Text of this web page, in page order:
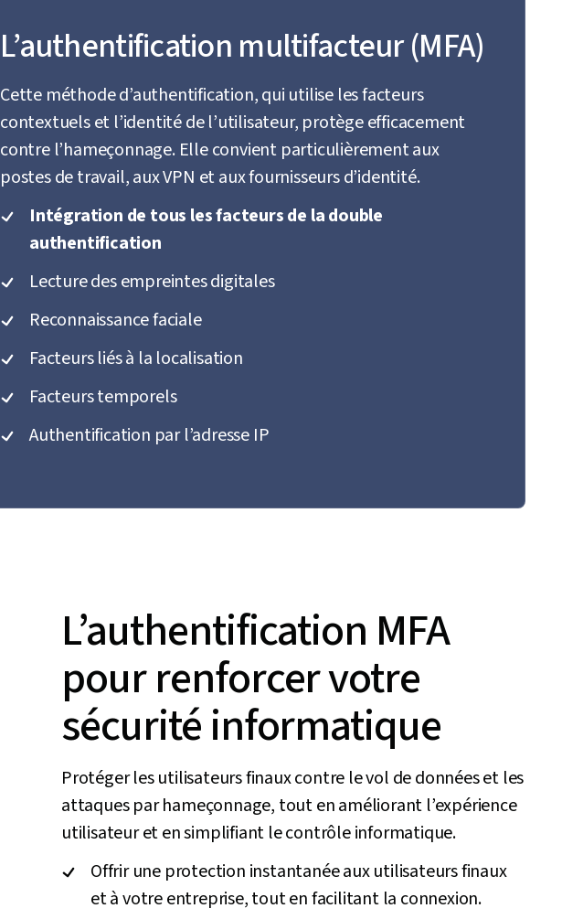
L’authentification multifacteur (MFA)
Cette méthode d’authentification, qui utilise les facteurs
contextuels et l’identité de l’utilisateur, protège efficacement
contre l’hameçonnage. Elle convient particulièrement aux
postes de travail, aux VPN et aux fournisseurs d’identité.
Intégration de tous les facteurs de la double
authentification
Lecture des empreintes digitales
Reconnaissance faciale
Facteurs liés à la localisation
Facteurs temporels
Authentification par l’adresse IP
L’authentification MFA
pour renforcer votre
sécurité informatique
Protéger les utilisateurs finaux contre le vol de données et les
attaques par hameçonnage, tout en améliorant l’expérience
utilisateur et en simplifiant le contrôle informatique.
Offrir une protection instantanée aux utilisateurs finaux
et à votre entreprise, tout en facilitant la connexion.